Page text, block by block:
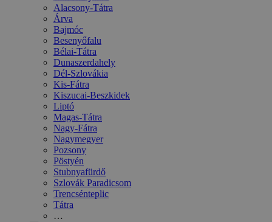
Alacsony-Tátra
Árva
Bajmóc
Besenyőfalu
Bélai-Tátra
Dunaszerdahely
Dél-Szlovákia
Kis-Fátra
Kiszucai-Beszkidek
Liptó
Magas-Tátra
Nagy-Fátra
Nagymegyer
Pozsony
Pöstyén
Stubnyafürdő
Szlovák Paradicsom
Trencsénteplic
Tátra
…